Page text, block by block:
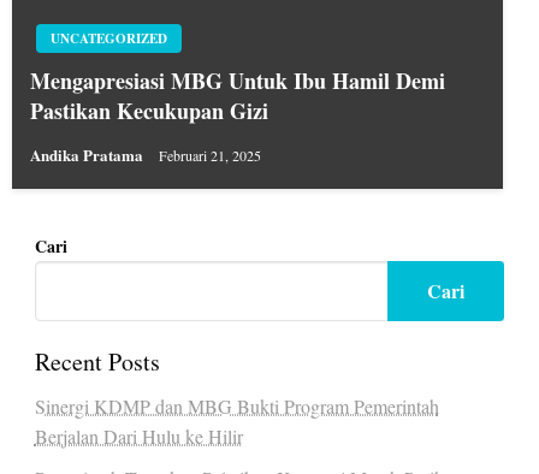
UNCATEGORIZED
Mengapresiasi MBG Untuk Ibu Hamil Demi
Pastikan Kecukupan Gizi
Andika Pratama Februari 21, 2025
Cari
Cari
Recent Posts
Sinergi KDMP dan MBG Bukti Program Pemerintah
Berjalan Dari Hulu ke Hilir